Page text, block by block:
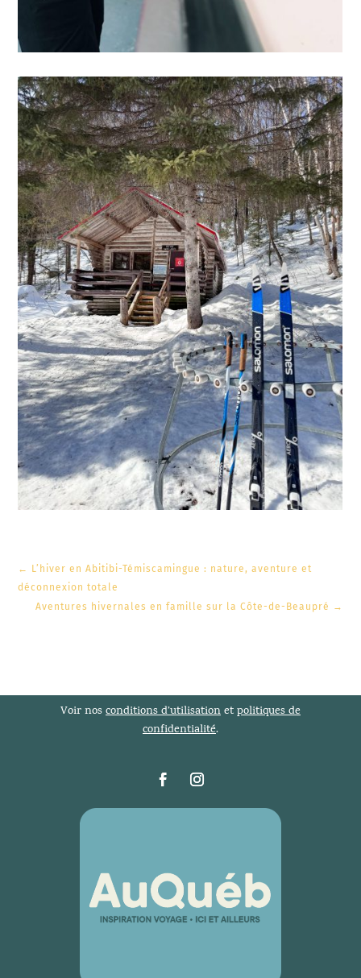
← L’hiver en Abitibi-Témiscamingue : nature, aventure et
déconnexion totale
Aventures hivernales en famille sur la Côte-de-Beaupré →
Voir nosconditions d’utilisationetpolitiques de
confidentialité.